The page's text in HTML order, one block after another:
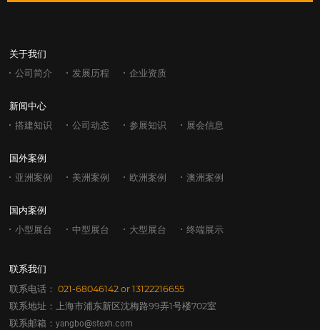
关于我们
公司简介 发展历程 企业资质
新闻中心
搭建知识 公司动态 参展知识 展会信息
国外案例
亚洲案例 美洲案例 欧洲案例 澳洲案例
国内案例
小型展台 中型展台 大型展台 终端展示
联系我们
联系电话：021-68046142 or 13122216655
联系地址：上海市浦东新区沈梅路99弄1号楼702室
联系邮箱：yangbo@stexh.com